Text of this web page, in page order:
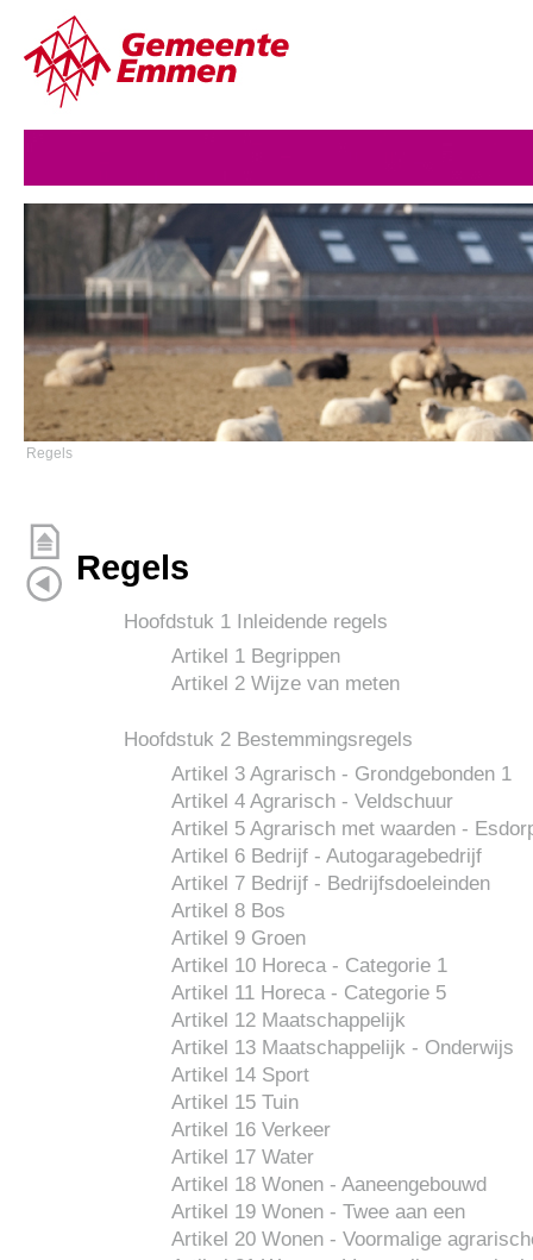
Regels
Regels
Hoofdstuk 1 Inleidende regels
Artikel 1 Begrippen
Artikel 2 Wijze van meten
Hoofdstuk 2 Bestemmingsregels
Artikel 3 Agrarisch - Grondgebonden 1
Artikel 4 Agrarisch - Veldschuur
Artikel 5 Agrarisch met waarden -
Artikel 6 Bedrijf - Autogaragebedrijf
Artikel 7 Bedrijf - Bedrijfsdoeleinden
Artikel 8 Bos
Artikel 9 Groen
Artikel 10 Horeca - Categorie 1
Artikel 11 Horeca - Categorie 5
Artikel 12 Maatschappelijk
Artikel 13 Maatschappelijk - Onderwijs
Artikel 14 Sport
Artikel 15 Tuin
Artikel 16 Verkeer
Artikel 17 Water
Artikel 18 Wonen - Aaneengebouwd
Artikel 19 Wonen - Twee aan een
Artikel 20 Wonen - Voormalige